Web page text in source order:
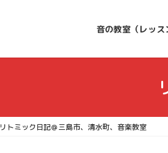
音の教室（レッス
リトミック日記＠三島市、清水町、音楽教室